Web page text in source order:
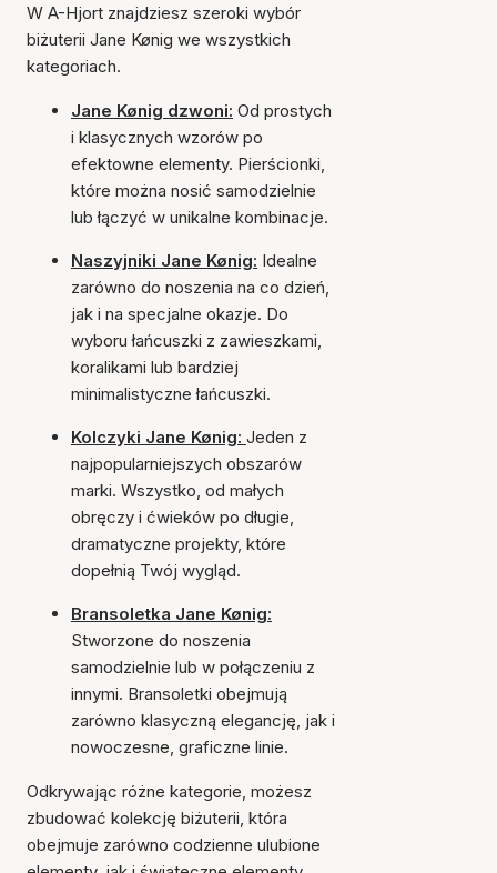
W A-Hjort znajdziesz szeroki wybór
biżuterii Jane Kønig we wszystkich
kategoriach.
Jane Kønig dzwoni: Od prostych
i klasycznych wzorów po
efektowne elementy. Pierścionki,
które można nosić samodzielnie
lub łączyć w unikalne kombinacje.
Naszyjniki Jane Kønig: Idealne
zarówno do noszenia na co dzień,
jak i na specjalne okazje. Do
wyboru łańcuszki z zawieszkami,
koralikami lub bardziej
minimalistyczne łańcuszki.
Kolczyki Jane Kønig: Jeden z
najpopularniejszych obszarów
marki. Wszystko, od małych
obręczy i ćwieków po długie,
dramatyczne projekty, które
dopełnią Twój wygląd.
Bransoletka Jane Kønig:
Stworzone do noszenia
samodzielnie lub w połączeniu z
innymi. Bransoletki obejmują
zarówno klasyczną elegancję, jak i
nowoczesne, graficzne linie.
Odkrywając różne kategorie, możesz
zbudować kolekcję biżuterii, która
obejmuje zarówno codzienne ulubione